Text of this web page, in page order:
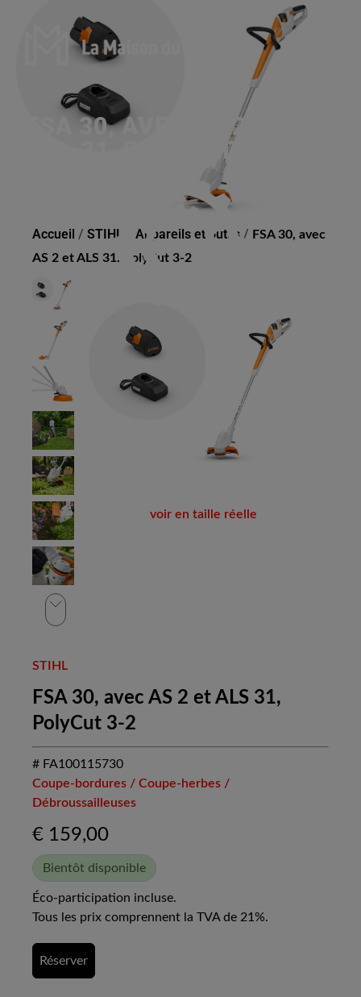
FSA 30, AVEC AS 2 ET ALS
31, POLYCUT 3-2
Accueil / STIHL Appareils et outils / FSA 30, avec
AS 2 et ALS 31, PolyCut 3-2
voir en taille réelle
STIHL
FSA 30, avec AS 2 et ALS 31,
PolyCut 3-2
# FA100115730
Coupe-bordures / Coupe-herbes /
Débroussailleuses
€ 159,00
Bientôt disponible
Éco-participation incluse.
Tous les prix comprennent la TVA de 21%.
Réserver